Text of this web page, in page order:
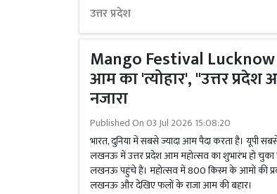
उत्तर प्रदेश
Mango Festival
आम का 'त्योहार', "उत्तर
नजारा
Published On03 Jul 2026 15:08:20
भारत, दुनिया में सबसे ज्यादा आम पैदा करता है। यूपी
लखनऊ में उत्तर प्रदेश आम महोत्सव का शुभारंभ हो चुका
लखनऊ पहुंचे हैं। महोत्सव में 800 किस्म के आमों की
लखनऊ और देखिए फलों के राजा आम की बहार।